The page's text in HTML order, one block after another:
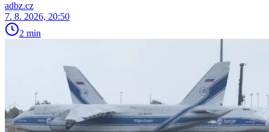
adbz.cz
7. 8. 2026, 20:50
2 min